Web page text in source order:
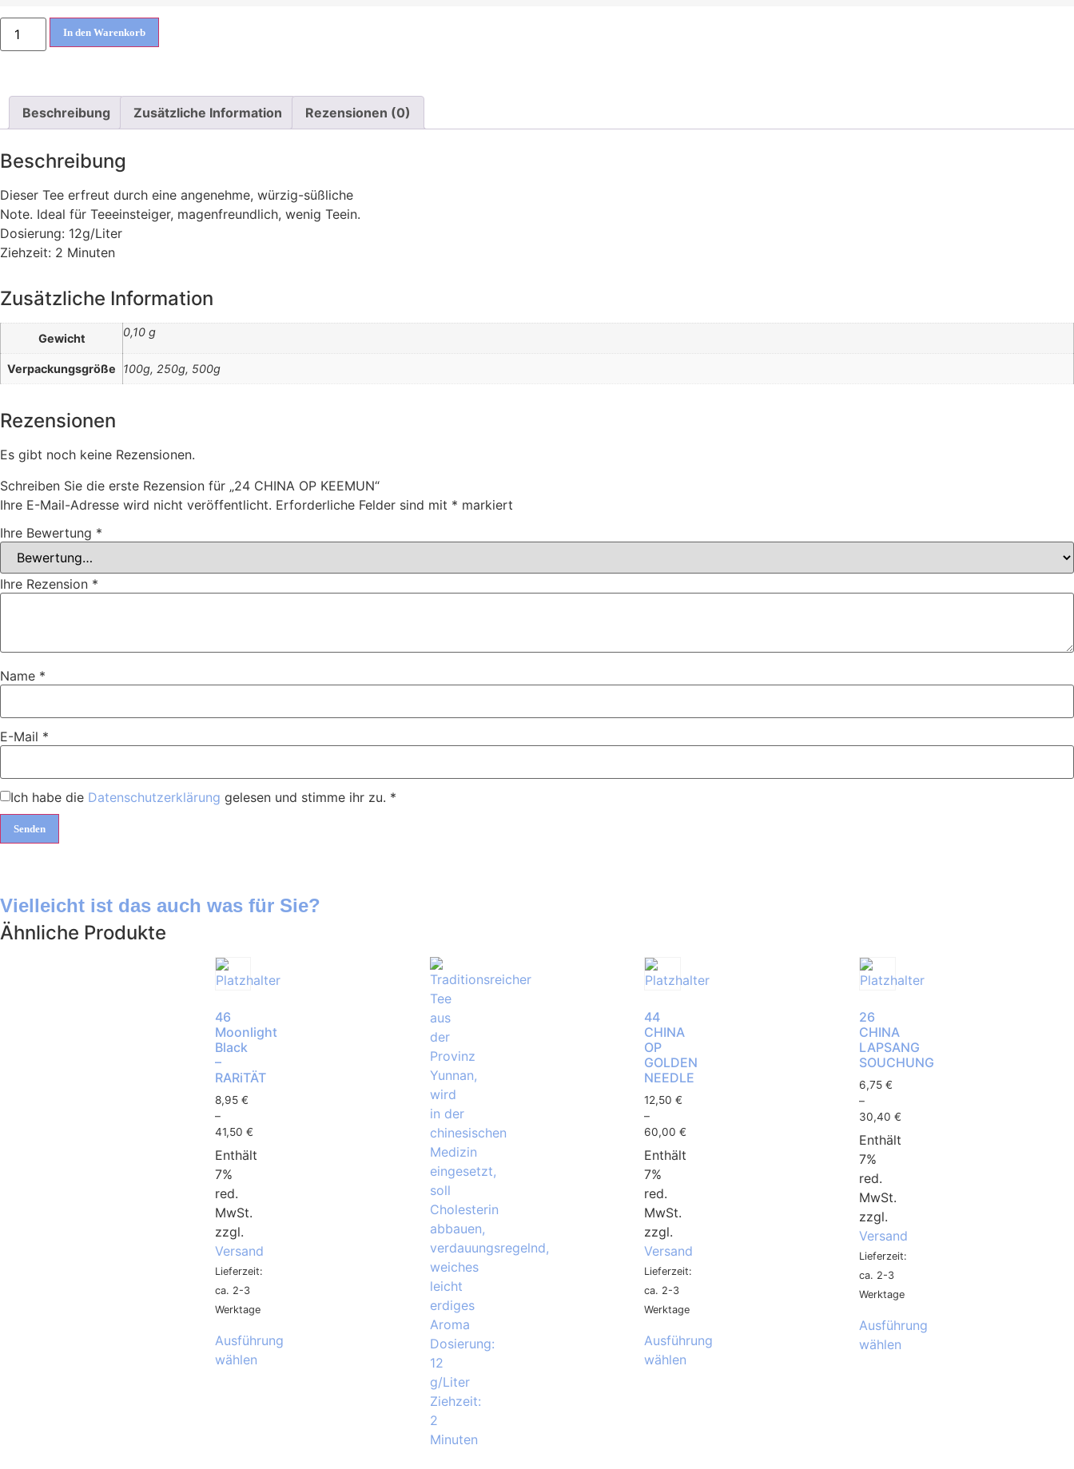
In den Warenkorb
Beschreibung Zusätzliche Information Rezensionen (0)
Beschreibung
Dieser Tee erfreut durch eine angenehme, würzig-süßliche
Note. Ideal für Teeeinsteiger, magenfreundlich, wenig Teein.
Dosierung: 12g/Liter
Ziehzeit: 2 Minuten
Zusätzliche Information
Gewicht 0,10 g
Verpackungsgröße 100g, 250g, 500g
Rezensionen
Es gibt noch keine Rezensionen.
Schreiben Sie die erste Rezension für „24 CHINA OP KEEMUN“
Ihre E-Mail-Adresse wird nicht veröffentlicht. Erforderliche Felder sind mit * markiert
Ihre Bewertung *
Ihre Rezension *
Name *
E-Mail *
Ich habe die Datenschutzerklärung gelesen und stimme ihr zu. *
Vielleicht ist das auch was für Sie?
Ähnliche Produkte
46
Moonlight
Black
–
RARiTÄT
8,95 €
–
41,50 €
Enthält
7%
red.
MwSt.
zzgl.
Versand
Lieferzeit:
ca. 2-3
Werktage
Ausführung
wählen
44
CHINA
OP
GOLDEN
NEEDLE
12,50€
–
60,00€
Enthält
7%
red.
MwSt.
zzgl.
Versand
Lieferzeit:
ca. 2-3
Werktage
Ausführung
wählen
26
CHINA
LAPSANG
SOUCHUNG
6,75€
–
30,40€
Enthält
7%
red.
MwSt.
zzgl.
Versand
Lieferzeit:
ca. 2-3
Werktage
Ausführung
wählen